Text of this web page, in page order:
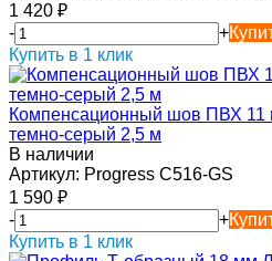
1 420 ₽
-
+
Купить в 1 клик
Компенсационный шов ПВХ 11
темно-серый 2,5 м
В наличии
Артикул: Progress C516-GS
1 590 ₽
-
+
Купить в 1 клик